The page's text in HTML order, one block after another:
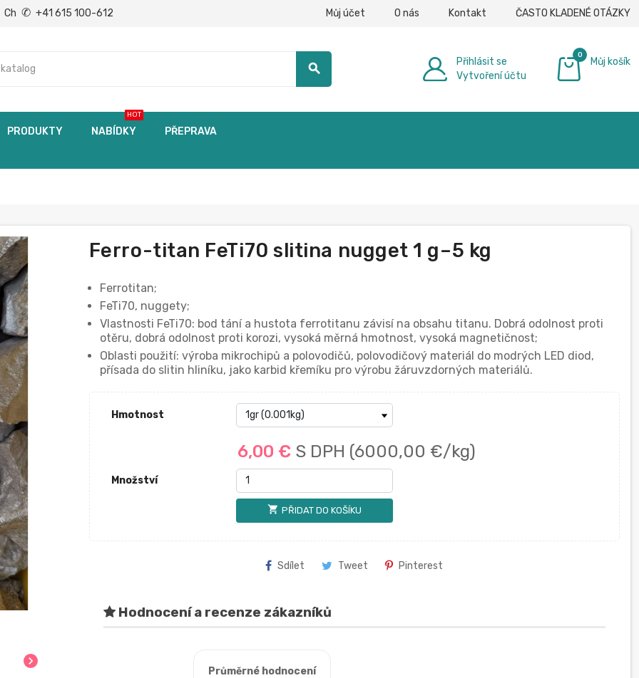
Ch ✆ +41 615 100-612 Můj účet O nás Kontakt ČASTO KLADENÉ OTÁZKY
search
Přihlásit se
Vytvoření účtu
0
Můj košík
PRODUKTY NABÍDKY
HOT
PŘEPRAVA
chevron_right
Ferro-titan FeTi70 slitina nugget 1 g–5 kg
Ferrotitan;
FeTi70, nuggety;
Vlastnosti FeTi70: bod tání a hustota ferrotitanu závisí na obsahu titanu. Dobrá odolnost proti
otěru, dobrá odolnost proti korozi, vysoká měrná hmotnost, vysoká magnetičnost;
Oblasti použití: výroba mikrochipů a polovodičů, polovodičový materiál do modrých LED diod,
přísada do slitin hliníku, jako karbid křemíku pro výrobu žáruvzdorných materiálů.
Hmotnost
6,00 € S DPH (6000,00 €/kg)
Množství
shopping_cart PŘIDAT DO KOŠÍKU
Sdílet Tweet Pinterest
Hodnocení a recenze zákazníků
Průměrné hodnocení